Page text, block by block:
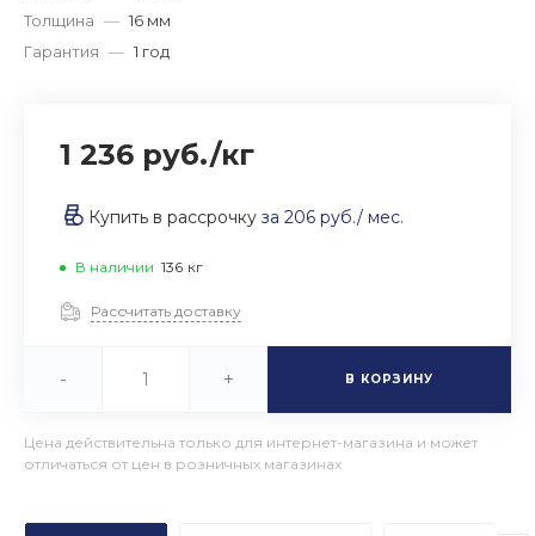
Толщина — 16 мм
Гарантия — 1 год
1 236 руб./кг
Купить в рассрочку за 206 руб./ мес.
В наличии 136 кг
Рассчитать доставку
- + В КОРЗИНУ
Цена действительна только для интернет-магазина и может
отличаться от цен в розничных магазинах